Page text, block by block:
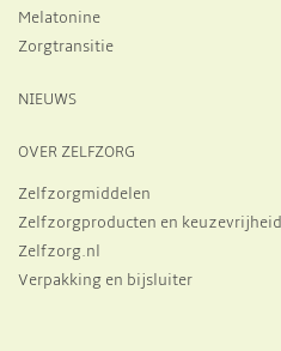
Melatonine
Zorgtransitie
NIEUWS
OVER ZELFZORG
Zelfzorgmiddelen
Zelfzorgproducten en keuzevrijheid
Zelfzorg.nl
Verpakking en bijsluiter